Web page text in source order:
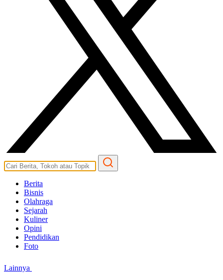
Berita
Bisnis
Olahraga
Sejarah
Kuliner
Opini
Pendidikan
Foto
Lainnya